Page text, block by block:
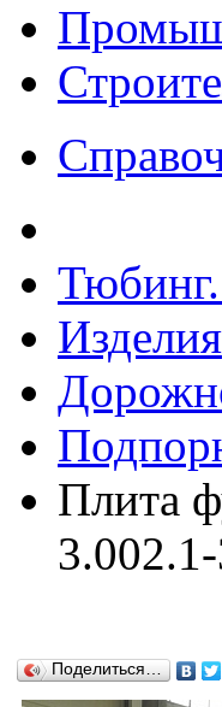
Изделия
Плита
Поделиться…